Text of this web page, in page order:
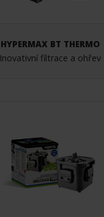
HYPERMAX BT THERMO
Inovativní filtrace a ohřev